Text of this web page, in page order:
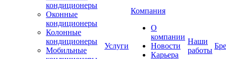
кондиционеры
Оконные
кондиционеры
Колонные
кондиционеры
Мобильные
Услуги
Компания
О
компании
Новости
Карьера
Наши
работы